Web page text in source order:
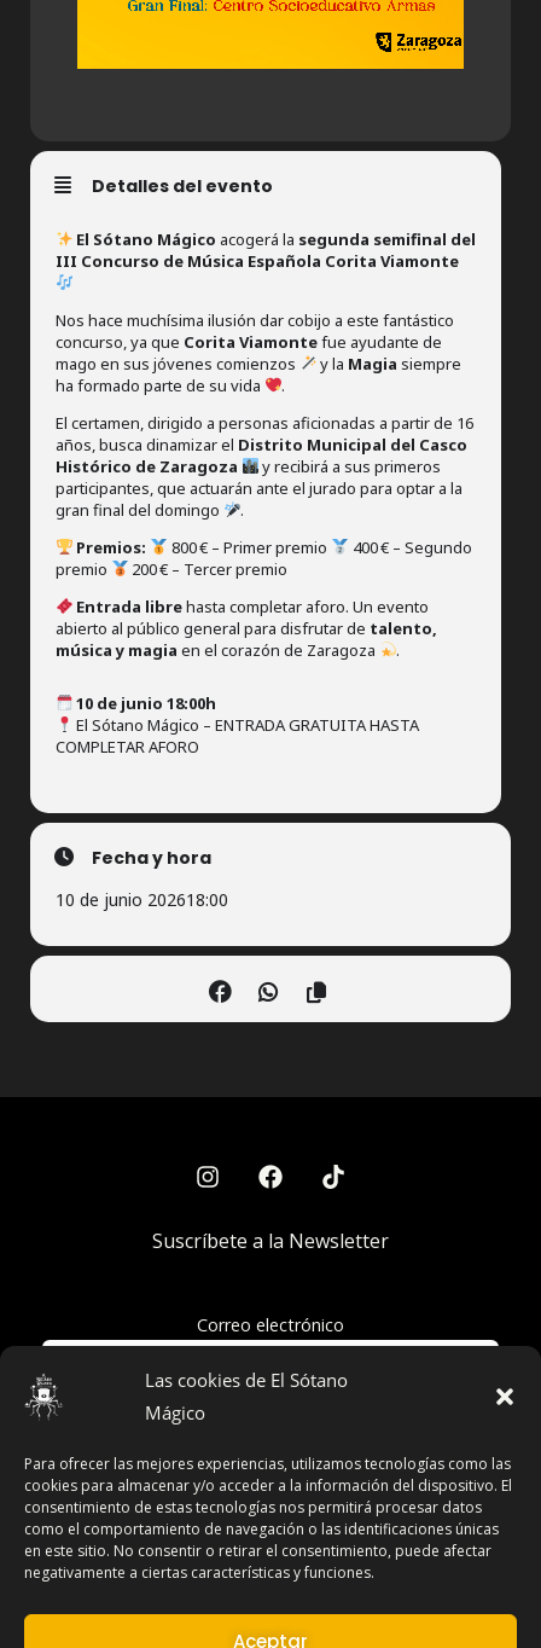
Las cookies de El Sótano
Mágico
Para ofrecer las mejores experiencias, utilizamos tecnologías como las
cookies para almacenar y/o acceder a la información del dispositivo. El
consentimiento de estas tecnologías nos permitirá procesar datos
como el comportamiento de navegación o las identificaciones únicas
en este sitio. No consentir o retirar el consentimiento, puede afectar
negativamente a ciertas características y funciones.
Aceptar
Detalles del evento
El Sótano Mágico acogerá la segunda semifinal del
III Concurso de Música Española Corita Viamonte
Nos hace muchísima ilusión dar cobijo a este fantástico
concurso, ya que Corita Viamontefue ayudante de
mago en sus jóvenes comienzos
y la Magia siempre
ha formado parte de su vida
.
El certamen, dirigido a personas aficionadas a partir de 16
años, busca dinamizar el Distrito Municipal del Casco
Histórico de Zaragoza
y recibirá a sus primeros
participantes, que actuarán ante el jurado para optar a la
gran final del domingo
.
Premios:
800 € – Primer premio
400 € – Segundo
premio
200 € – Tercer premio
Entrada librehasta completar aforo. Un evento
abierto al público general para disfrutar de talento,
música y magia en el corazón de Zaragoza .
10 de junio 18:00h
El Sótano Mágico – ENTRADA GRATUITA HASTA
COMPLETAR AFORO
Fecha y hora
10 de junio 202618:00
Suscríbete a la Newsletter
Correo electrónico
Acepto la política de privacidad
Términos y Condiciones